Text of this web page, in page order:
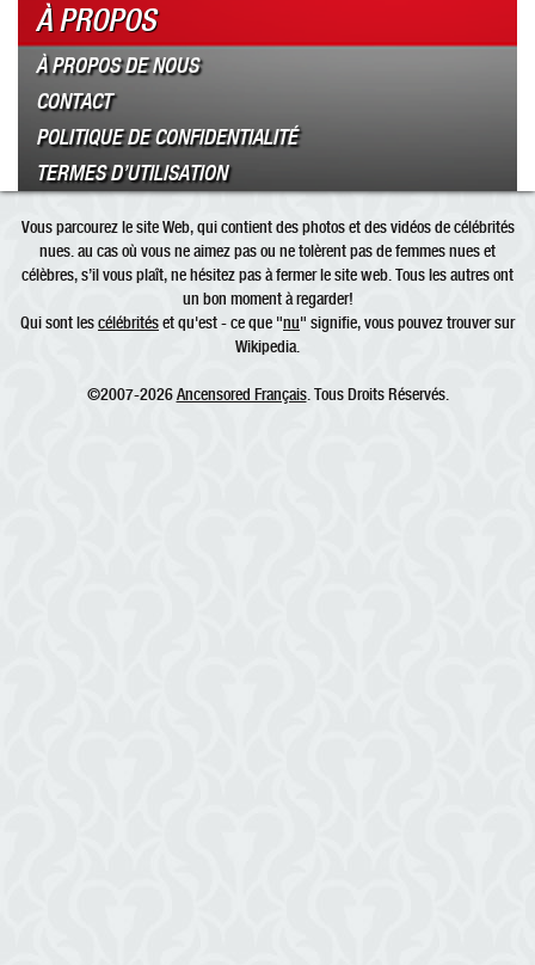
À PROPOS
À PROPOS DE NOUS
CONTACT
POLITIQUE DE CONFIDENTIALITÉ
TERMES D’UTILISATION
Vous parcourez le site Web, qui contient des photos et des vidéos de célébrités
nues. au cas où vous ne aimez pas ou ne tolèrent pas de femmes nues et
célèbres, s’il vous plaît, ne hésitez pas à fermer le site web. Tous les autres ont
un bon moment à regarder!
Qui sont lescélébritéset qu'est - ce que "nu" signifie, vous pouvez trouver sur
Wikipedia.
©2007-2026Ancensored Français. Tous Droits Réservés.